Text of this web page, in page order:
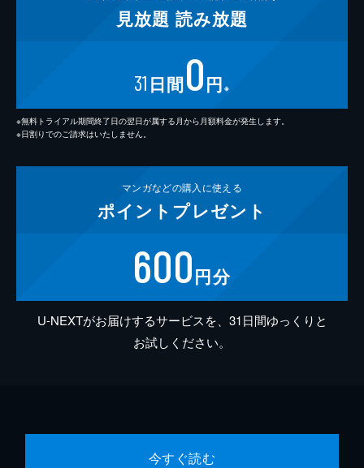
見放題 読み放題
31 日間0円 ※
※無料トライアル期間終了日の翌日が属する月から月額料金が発生します。
※日割りでのご請求はいたしません。
マンガなどの購入に使える
ポイント プレゼント
600円分
U-NEXTがお届けするサービスを、31日間ゆっくりと
お試しください。
今すぐ読む